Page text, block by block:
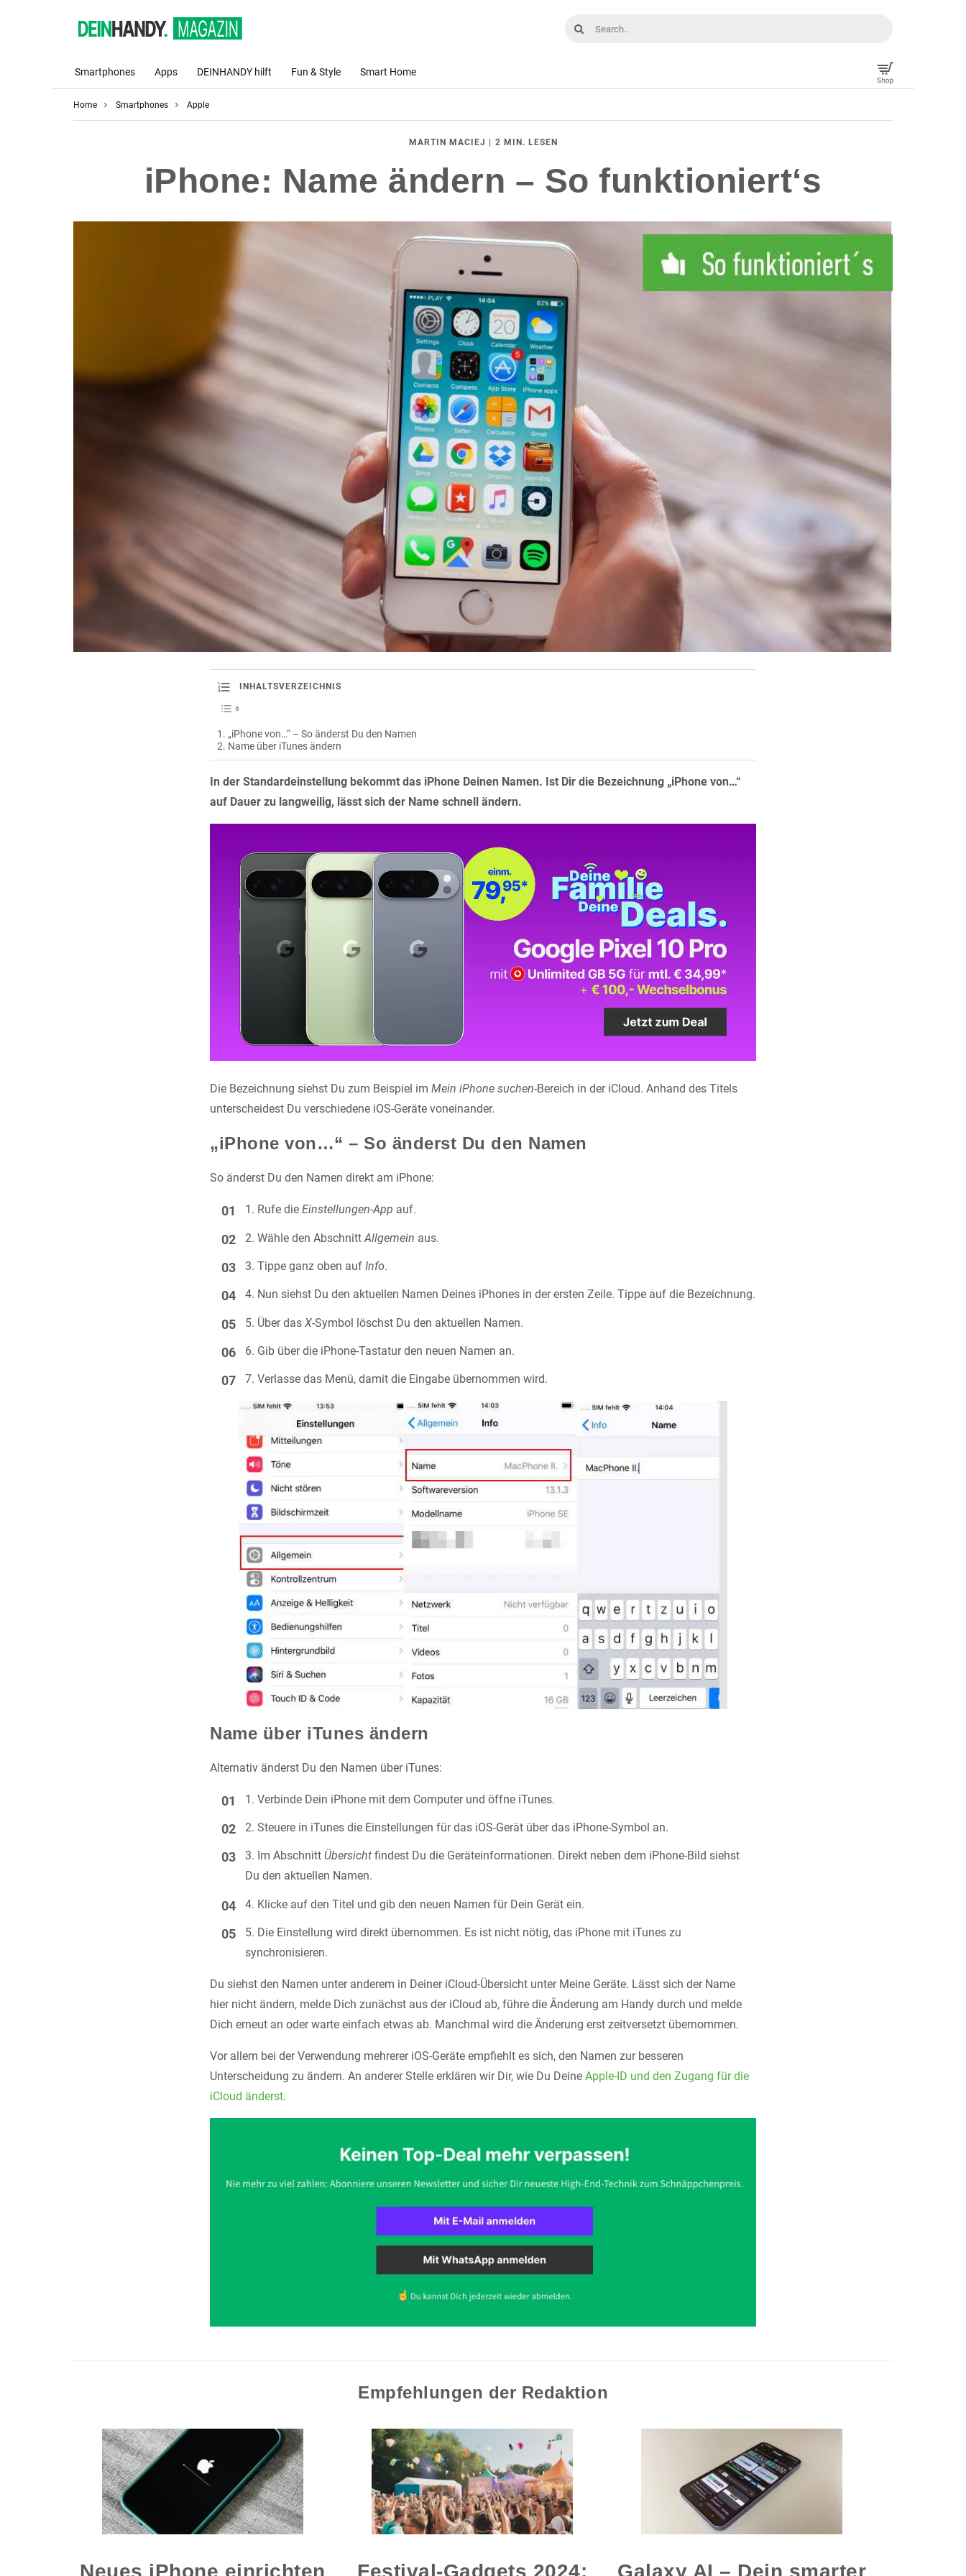
Smartphones Apps DEINHANDY hilft Fun & Style Smart Home
Home Smartphones Apple
MARTIN MACIEJ 2 MIN. LESEN
iPhone: Name ändern – So funktioniert‘s
INHALTSVERZEICHNIS
„iPhone von…“ – So änderst Du den Namen
Name über iTunes ändern
In der Standardeinstellung bekommt das iPhone Deinen Namen. Ist Dir die Bezeichnung „iPhone von…“
auf Dauer zu langweilig, lässt sich der Name schnell ändern.
Die Bezeichnung siehst Du zum Beispiel im Mein iPhone suchen-Bereich in der iCloud. Anhand des Titels
unterscheidest Du verschiedene iOS-Geräte voneinander.
„iPhone von…“ – So änderst Du den Namen
So änderst Du den Namen direkt am iPhone:
Rufe dieEinstellungen-App auf.
Wähle den AbschnittAllgemein aus.
Tippe ganz oben aufInfo.
Nun siehst Du den aktuellen Namen Deines iPhones in der ersten Zeile. Tippe auf die Bezeichnung.
Über dasX-Symbol löschst Du den aktuellen Namen.
Gib über die iPhone-Tastatur den neuen Namen an.
Verlasse das Menü, damit die Eingabe übernommen wird.
Name über iTunes ändern
Alternativ änderst Du den Namen über iTunes:
Verbinde Dein iPhone mit dem Computer und öffne iTunes.
Steuere in iTunes die Einstellungen für das iOS-Gerät über das iPhone-Symbol an.
Im Abschnitt Übersicht findest Du die Geräteinformationen. Direkt neben dem iPhone-Bild siehst
Du den aktuellen Namen.
Klicke auf den Titel und gib den neuen Namen für Dein Gerät ein.
Die Einstellung wird direkt übernommen. Es ist nicht nötig, das iPhone mit iTunes zu
synchronisieren.
Du siehst den Namen unter anderem in Deiner iCloud-Übersicht unter Meine Geräte. Lässt sich der Name
hier nicht ändern, melde Dich zunächst aus der iCloud ab, führe die Änderung am Handy durch und melde
Dich erneut an oder warte einfach etwas ab. Manchmal wird die Änderung erst zeitversetzt übernommen.
Vor allem bei der Verwendung mehrerer iOS-Geräte empfiehlt es sich, den Namen zur besseren
Unterscheidung zu ändern. An anderer Stelle erklären wir Dir, wie Du Deine Apple-ID und den Zugang für die
iCloud änderst.
Empfehlungen der Redaktion
Neues iPhone einrichten Festival-Gadgets 2024: Galaxy AI – Dein smarter